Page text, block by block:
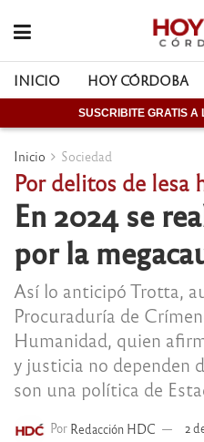
INICIO HOY CÓRDOBA
SUSCRIBITE GRATIS
Inicio Sociedad
Por delitos de lesa
En 2024 se
por la
Así lo anticipó Trotta,
Procuraduría de
Humanidad, quien
y justicia no dependen
son una política de
Por Redacción HDC 2